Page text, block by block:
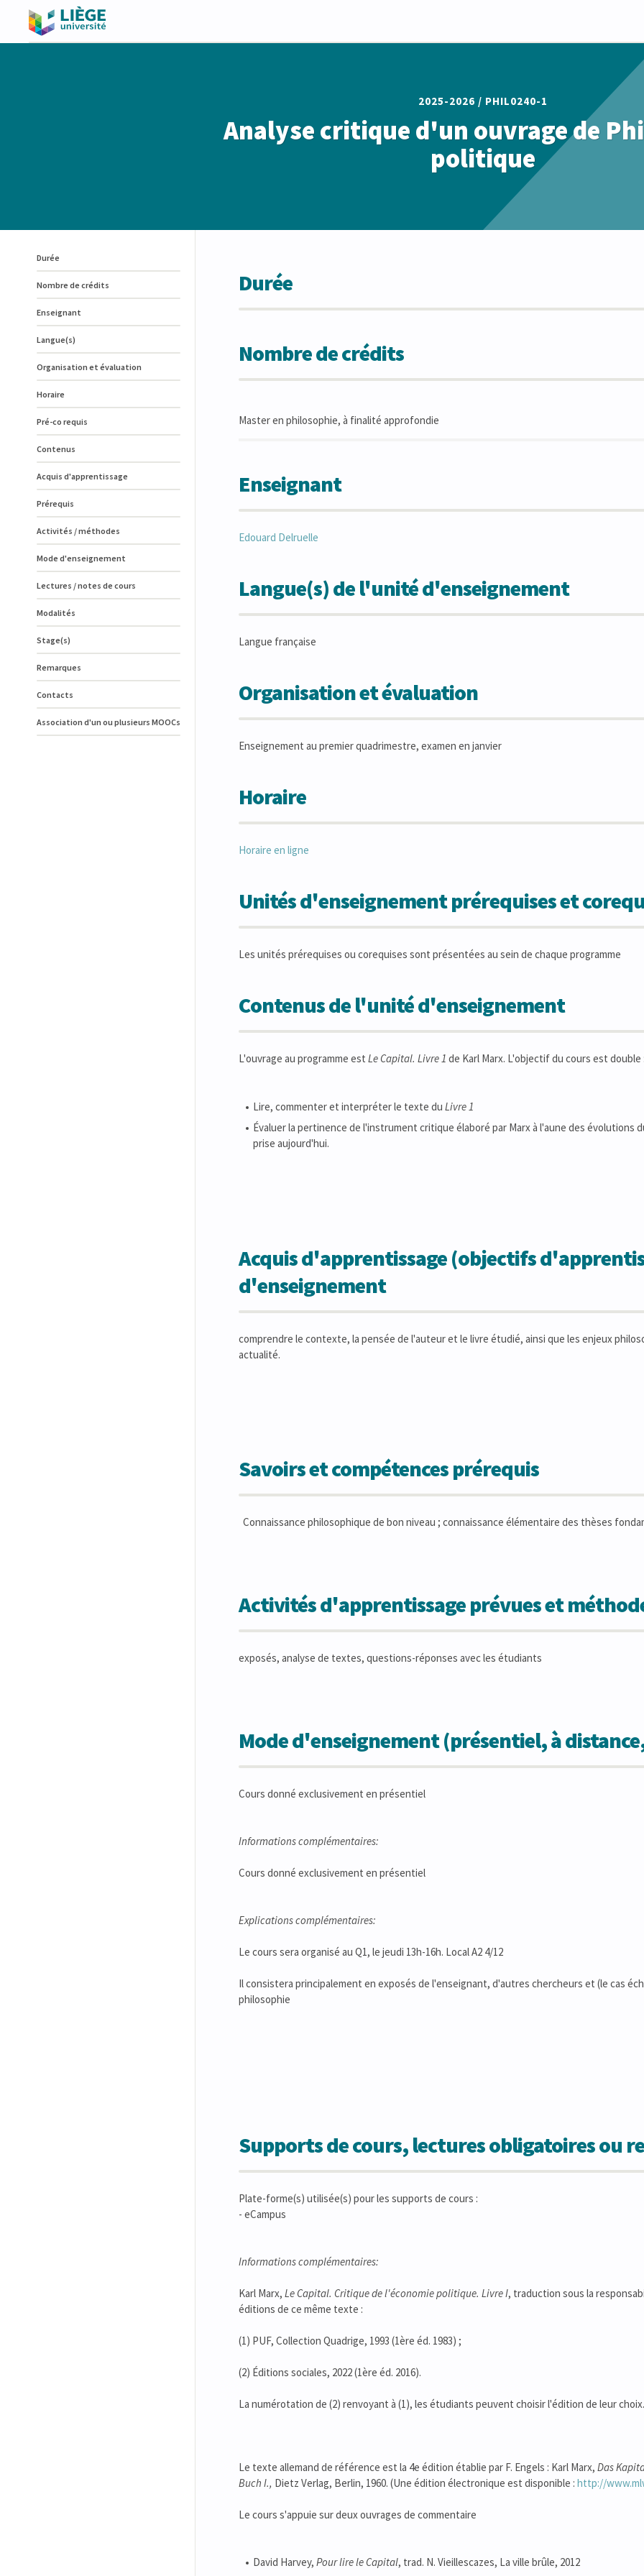
2025-2026 / PHIL0240-1
Analyse critique d'un ouvrage de
politique
Durée
Nombre de crédits
Enseignant
Langue(s)
Organisation et évaluation
Horaire
Pré-co requis
Contenus
Acquis d'apprentissage
Prérequis
Activités / méthodes
Mode d'enseignement
Lectures / notes de cours
Modalités
Stage(s)
Remarques
Contacts
Association d'un ou plusieurs MOOCs
Durée
Nombre de crédits
Master en philosophie, à finalité approfondie
Enseignant
Edouard Delruelle
Langue(s) de l'unité d'enseignement
Langue française
Organisation et évaluation
Enseignement au premier quadrimestre, examen en janvier
Horaire
Horaire en ligne
Unités d'enseignement prérequises et
Les unités prérequises ou corequises sont présentées au sein de chaque programme
Contenus de l'unité d'enseignement
L'ouvrage au programme est Le Capital. Livre 1 de Karl Marx. L'objectif du cours est double
Lire, commenter et interpréter le texte du Livre 1
Évaluer la pertinence de l'instrument critique élaboré par Marx à l'aune des évolutions
prise aujourd'hui.
Acquis d'apprentissage (objectifs
d'enseignement
comprendre le contexte, la pensée de l'auteur et le livre étudié, ainsi que les enjeux
actualité.
Savoirs et compétences prérequis
Connaissance philosophique de bon niveau ; connaissance élémentaire des thèses
Activités d'apprentissage prévues et
exposés, analyse de textes, questions-réponses avec les étudiants
Mode d'enseignement (présentiel, à
Cours donné exclusivement en présentiel
Informations complémentaires:
Cours donné exclusivement en présentiel
Explications complémentaires:
Le cours sera organisé au Q1, le jeudi 13h-16h. Local A2 4/12
Il consistera principalement en exposés de l'enseignant, d'autres chercheurs et (le cas
philosophie
Supports de cours, lectures obligatoires ou
Plate-forme(s) utilisée(s) pour les supports de cours :
- eCampus
Informations complémentaires:
Karl Marx, Le Capital. Critique de l'économie politique. Livre I, traduction sous la
éditions de ce même texte :
(1) PUF, Collection Quadrige, 1993 (1ère éd. 1983) ;
(2) Éditions sociales, 2022 (1ère éd. 2016).
La numérotation de (2) renvoyant à (1), les étudiants peuvent choisir l'édition de leur choix.
Le texte allemand de référence est la 4e édition établie par F. Engels : Karl Marx, Das
Buch I., Dietz Verlag, Berlin, 1960. (Une édition électronique est disponible : http://
Le cours s'appuie sur deux ouvrages de commentaire
David Harvey, Pour lire le Capital, trad. N. Vieillescazes, La ville brûle, 2012